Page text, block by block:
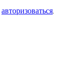
авторизоваться.